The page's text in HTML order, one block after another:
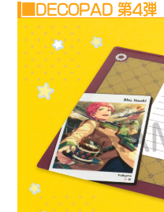
■DECOPAD 第4弾